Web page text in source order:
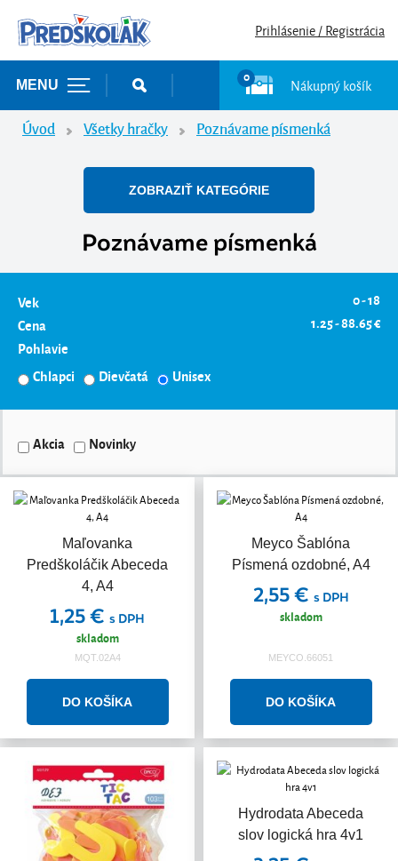
Prihlásenie / Registrácia
MENU
0 Nákupný košík
Úvod Všetky hračky Poznávame písmenká
ZOBRAZIŤ KATEGÓRIE
Poznávame písmenká
Vek
0 - 18
Cena
1.25 - 88.65 €
Pohlavie
Chlapci
Dievčatá Unisex
Akcia Novinky
Maľovanka
Predškoláčik Abeceda
4, A4
1,25 € s DPH
skladom
MQT.02A4
Meyco Šablóna
Písmená ozdobné, A4
2,55 € s DPH
skladom
MEYCO.66051
Hydrodata Abeceda
slov logická hra 4v1